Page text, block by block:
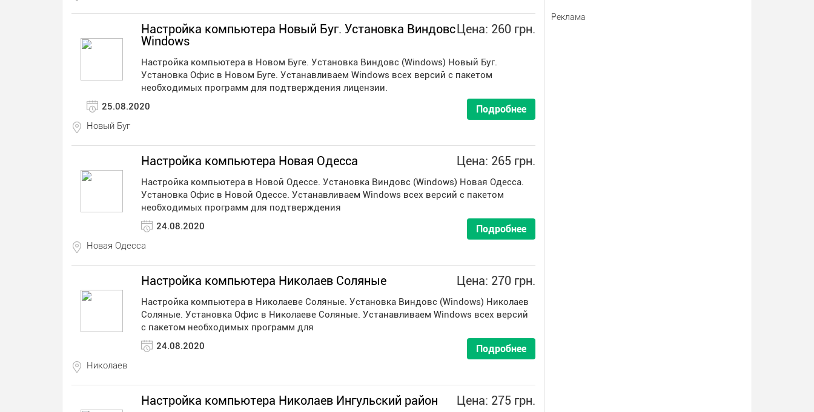
Цена: 260 грн.
Настройка компьютера Новый Буг. Установка Виндовс
Windows
Настройка компьютера в Новом Буге. Установка Виндовс (Windows) Новый Буг.
Установка Офис в Новом Буге. Устанавливаем Windows всех версий с пакетом
необходимых программ для подтверждения лицензии.
Подробнее
25.08.2020
Новый Буг
Цена: 265 грн.
Настройка компьютера Новая Одесса
Настройка компьютера в Новой Одессе. Установка Виндовс (Windows) Новая Одесса.
Установка Офис в Новой Одессе. Устанавливаем Windows всех версий с пакетом
необходимых программ для подтверждения
Подробнее
24.08.2020
Новая Одесса
Цена: 270 грн.
Настройка компьютера Николаев Соляные
Настройка компьютера в Николаеве Соляные. Установка Виндовс (Windows) Николаев
Соляные. Установка Офис в Николаеве Соляные. Устанавливаем Windows всех версий
с пакетом необходимых программ для
Подробнее
24.08.2020
Николаев
Цена: 275 грн.
Настройка компьютера Николаев Ингульский район
Реклама